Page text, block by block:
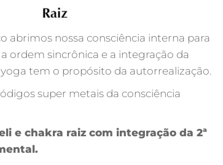
abrimos nossa consciência interna para
ordem sincrônica e a integração da
tem o propósito da autorrealização.
super metais da consciência
e chakra raiz com integração da 2ª